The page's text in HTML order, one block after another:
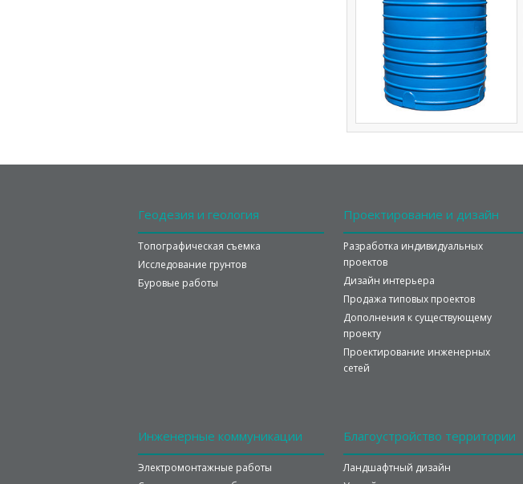
Геодезия и геология
Топографическая съемка
Исследование грунтов
Буровые работы
Проектирование и дизайн
Разработка индивидуальных
проектов
Дизайн интерьера
Продажа типовых проектов
Дополнения к существующему
проекту
Проектирование инженерных
сетей
Инженерные коммуникации
Электромонтажные работы
Благоустройство территории
Ландшафтный дизайн